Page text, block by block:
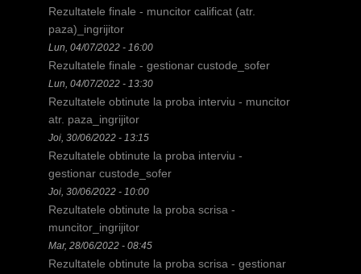
Rezultatele finale - muncitor calificat (atr.
paza)_ingrijitor
Lun, 04/07/2022 - 16:00
Rezultatele finale - gestionar custode_sofer
Lun, 04/07/2022 - 13:30
Rezultatele obtinute la proba interviu - muncitor
atr. paza_ingrijitor
Joi, 30/06/2022 - 13:15
Rezultatele obtinute la proba interviu -
gestionar custode_sofer
Joi, 30/06/2022 - 10:00
Rezultatele obtinute la proba scrisa -
muncitor_ingrijitor
Mar, 28/06/2022 - 08:45
Rezultatele obtinute la proba scrisa - gestionar